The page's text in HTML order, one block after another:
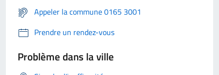
Appeler la commune 0165 3001
Prendre un rendez-vous
Problème dans la ville